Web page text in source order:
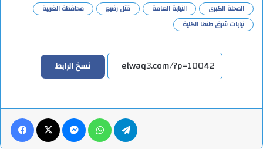
المحلة الكبرى
النيابة العامة قتل رضيع
محافظة الغربية
نيابات شرق طنطا الكلية
نسخ الرابط
ماسنجر واتساب تيلقرام